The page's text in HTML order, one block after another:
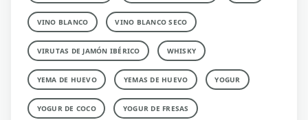
VINO BLANCO VINO BLANCO SECO
VIRUTAS DE JAMÓN IBÉRICO WHISKY
YEMA DE HUEVO YEMAS DE HUEVO YOGUR
YOGUR DE COCO YOGUR DE FRESAS